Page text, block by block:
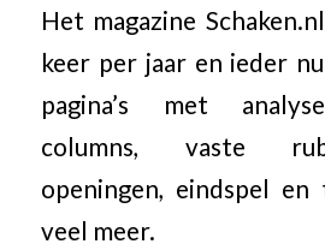
Het magazine
keer per jaar en ieder
pagina’s met
columns, vaste
openingen, eindspel
veel meer.